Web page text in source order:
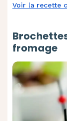
Voir la recette
fromage